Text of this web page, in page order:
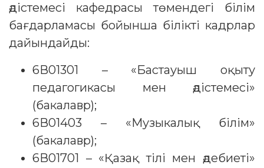
әдістемесі кафедрасы төмендегі білім
бағдарламасы бойынша білікті кадрлар
дайындайды:
6В01301 – «Бастауыш оқыту
педагогикасы мен әдістемесі»
(бакалавр);
6В01403 – «Музыкалық білім»
(бакалавр);
6В01701 – «Қазақ тілі мен әдебиеті»